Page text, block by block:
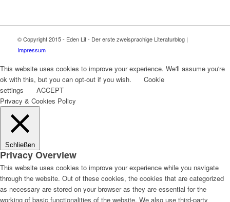
© Copyright 2015 - Eden Lit - Der erste zweisprachige Literaturblog |
Impressum
This website uses cookies to improve your experience. We'll assume you're
ok with this, but you can opt-out if you wish.
Cookie
settings
ACCEPT
Privacy & Cookies Policy
Schließen
Privacy Overview
This website uses cookies to improve your experience while you navigate
through the website. Out of these cookies, the cookies that are categorized
as necessary are stored on your browser as they are essential for the
working of basic functionalities of the website. We also use third-party